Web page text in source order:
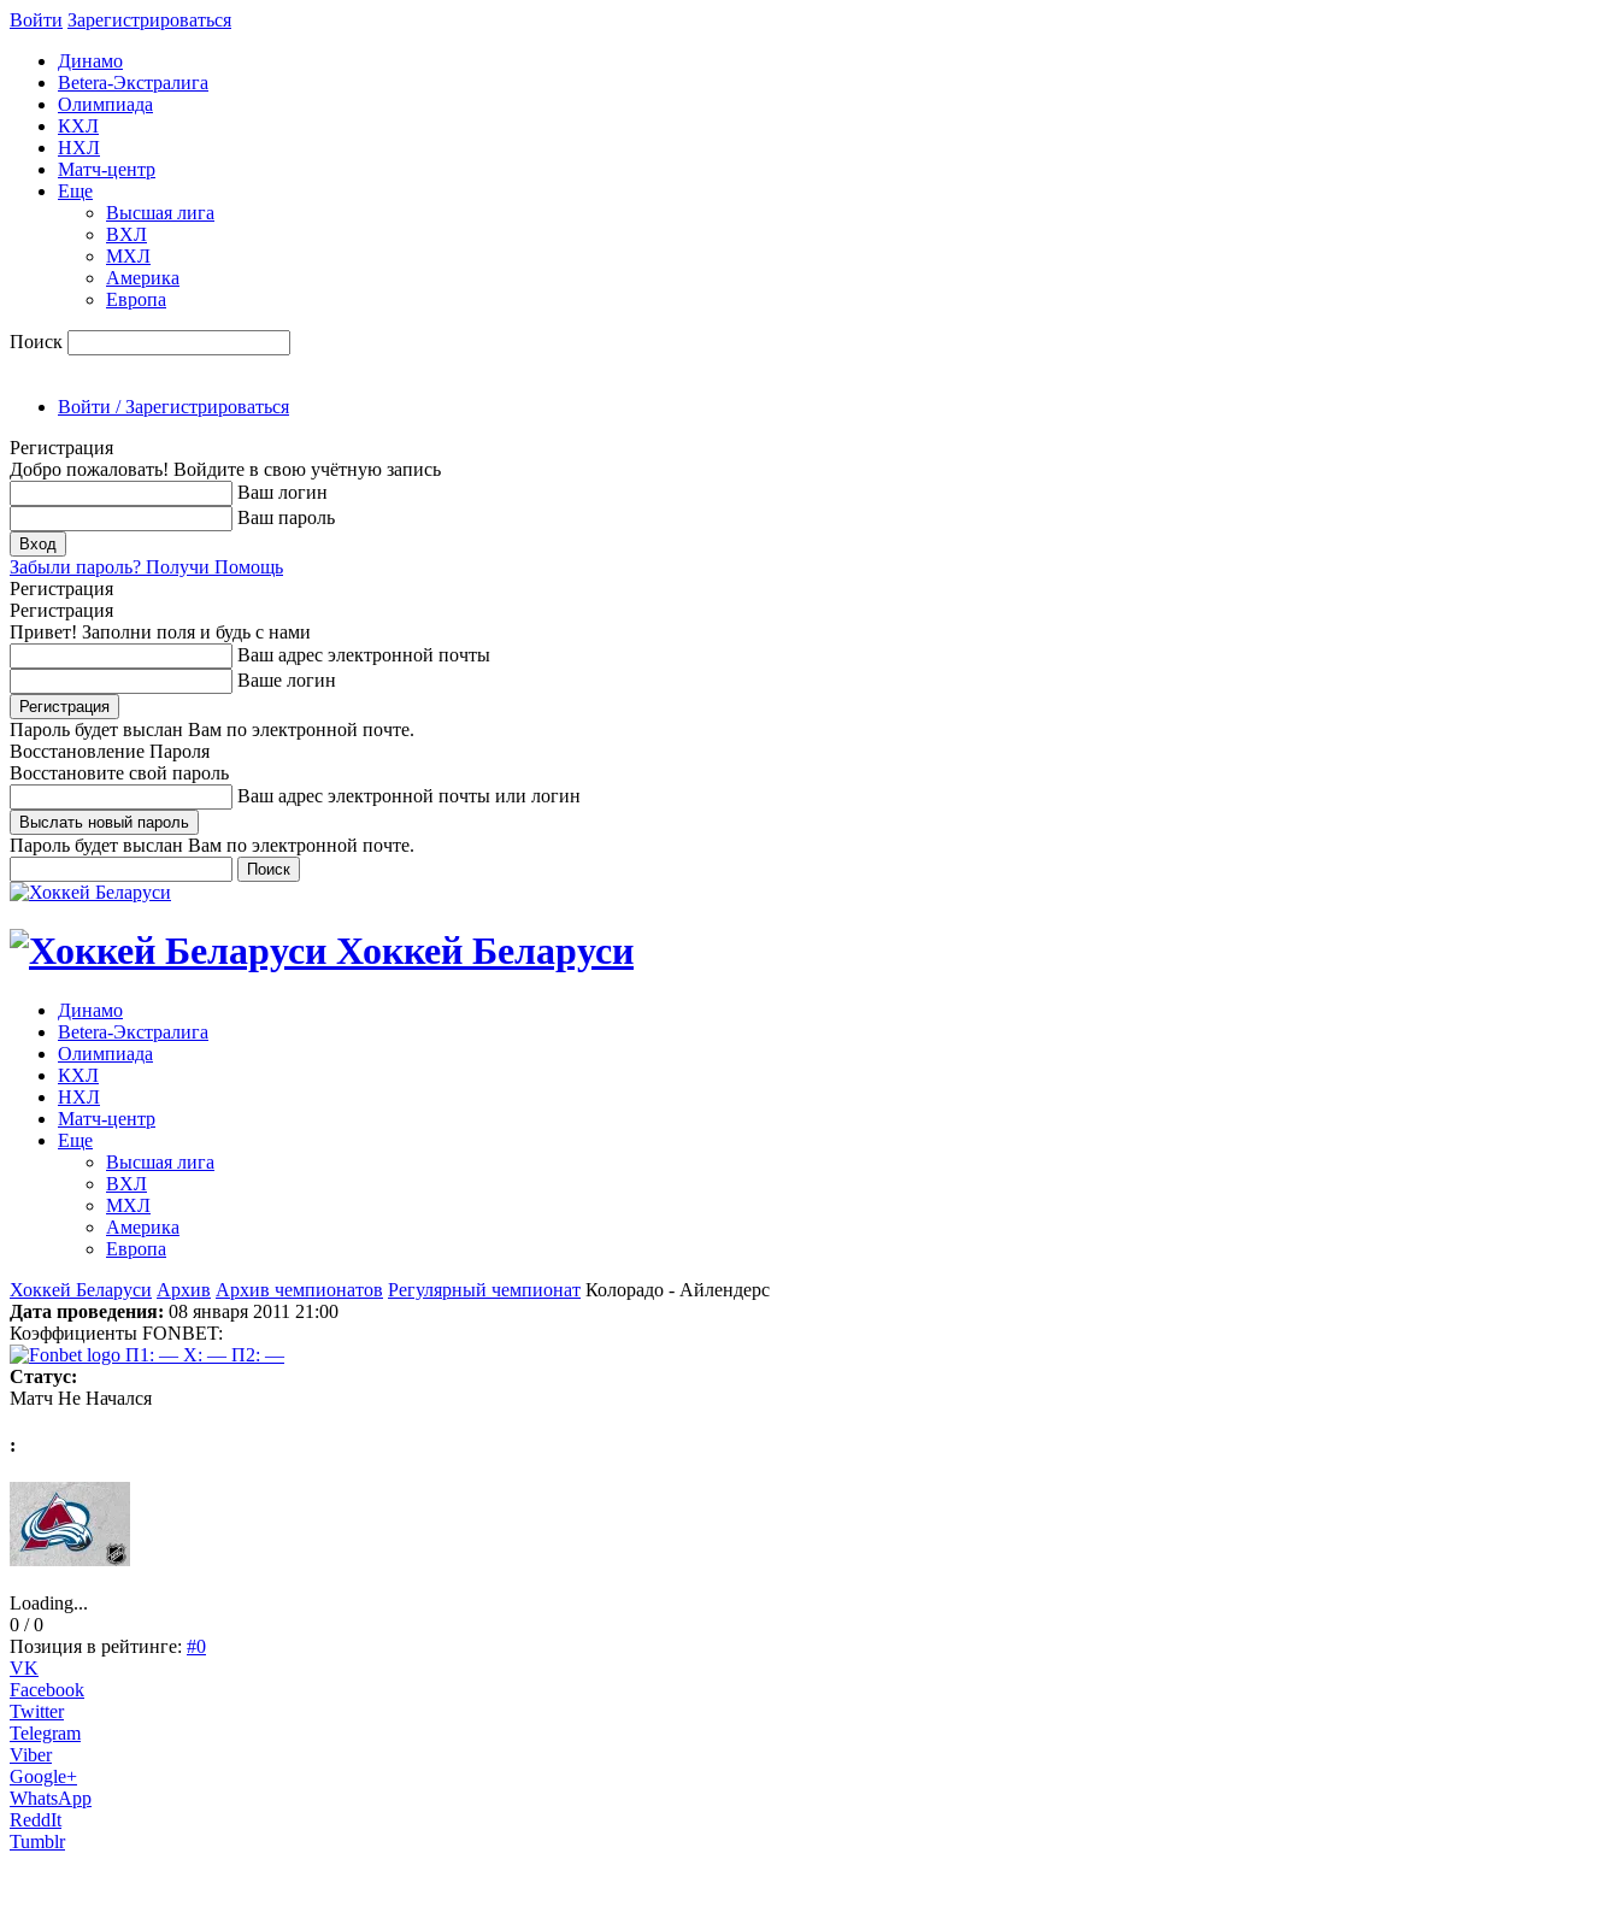
Войти Зарегиcтрироваться
Динамо
Betera-Экстралига
Олимпиада
КХЛ
НХЛ
Матч-центр
Еще
Высшая лига
ВХЛ
МХЛ
Америка
Европа
Поиск
Войти / Зарегистрироваться
Регистрация
Добро пожаловать! Войдите в свою учётную запись
Ваш логин
Ваш пароль
Забыли пароль? Получи Помощь
Регистрация
Регистрация
Привет! Заполни поля и будь с нами
Ваш адрес электронной почты
Ваше логин
Пароль будет выслан Вам по электронной почте.
Восстановление Пароля
Восстановите свой пароль
Ваш адрес электронной почты или логин
Пароль будет выслан Вам по электронной почте.
Хоккей Беларуси
Динамо
Betera-Экстралига
Олимпиада
КХЛ
НХЛ
Матч-центр
Еще
Высшая лига
ВХЛ
МХЛ
Америка
Европа
Хоккей Беларуси Архив Архив чемпионатов Регулярный чемпионат Колорадо - Айлендерс
Дата проведения: 08 января 2011 21:00
Коэффициенты FONBET:
П1: — X: — П2: —
Статус:
Матч Не Начался
:
Loading...
0 / 0
Позиция в рейтинге: #0
VK
Facebook
Twitter
Telegram
Viber
Google+
WhatsApp
ReddIt
Tumblr